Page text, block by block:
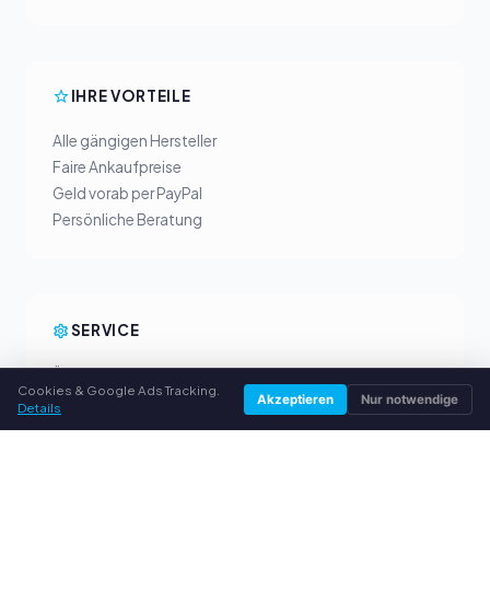
IHRE VORTEILE
Alle gängigen Hersteller
Faire Ankaufpreise
Geld vorab per PayPal
Persönliche Beratung
SERVICE
Datenschutzerklärung
Impressum
Cookies & Google Ads Tracking.
Details
Akzeptieren Nur notwendige